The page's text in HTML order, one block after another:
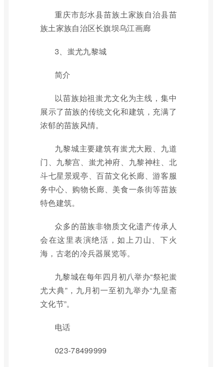
重庆市彭水县苗族土家族自治县苗
族土家族自治区长旗坝乌江画廊
3、蚩尤九黎城
简介
以苗族始祖蚩尤文化为主线，集中
展示了苗族的传统文化和建筑，充满了
浓郁的苗族风情。
九黎城主要建筑有蚩尤大殿、九道
门、九黎宫、蚩尤神府、九黎神柱、北
斗七星景观亭、百苗文化长廊、游客服
务中心、购物长廊、美食一条街等苗族
特色建筑。
众多的苗族非物质文化遗产传承人
会在这里表演绝活，如上刀山、下火
海，古老的冷兵器展览等。
九黎城在每年四月初八举办“祭祀蚩
尤大典”，九月初一至初九举办“九皇斋
文化节”。
电话
023-78499999